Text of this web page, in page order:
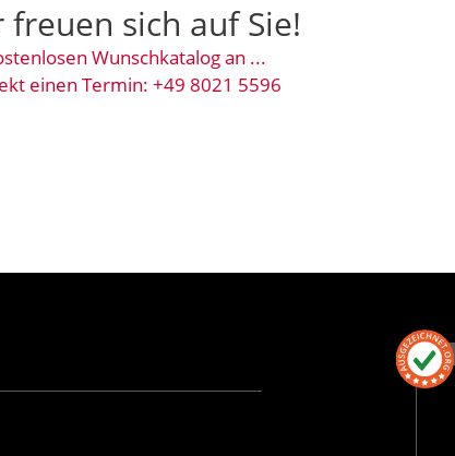
sich auf Sie!
Wunschkatalog an ...
einen Termin: +49 8021 5596